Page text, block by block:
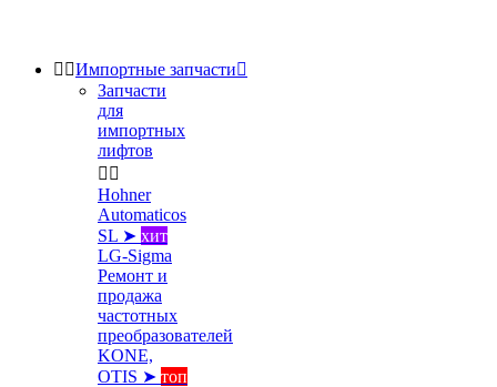
 Импортные запчасти
Запчасти
для
импортных
лифтов
 
Hohner
Automaticos
SL ➤ хит
LG-Sigma
Ремонт и
продажа
частотных
преобразователей
KONE,
OTIS ➤ топ